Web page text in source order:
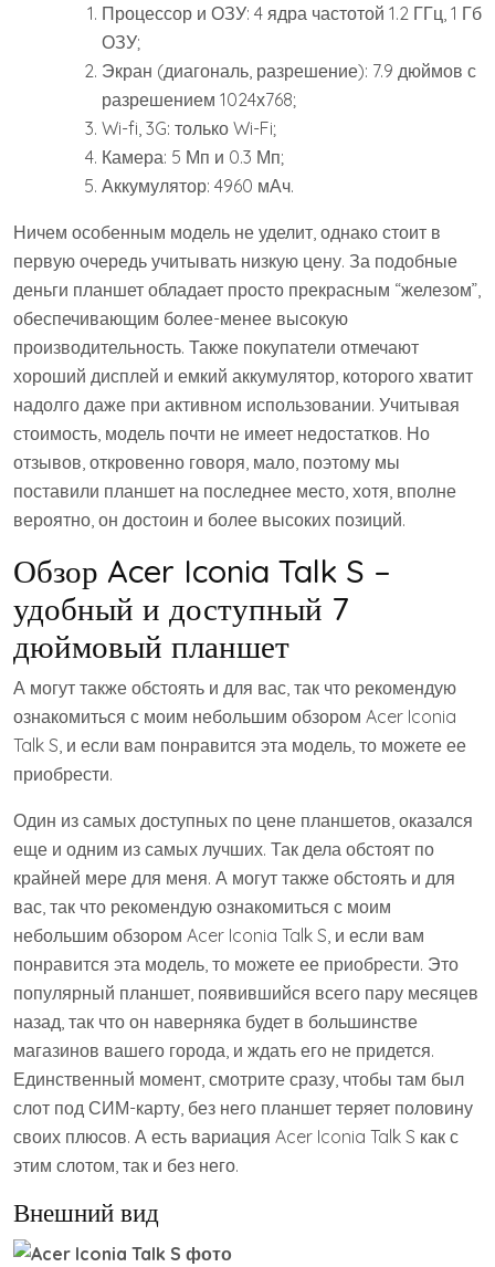
Процессор и ОЗУ: 4 ядра частотой 1.2 ГГц, 1 Гб
ОЗУ;
Экран (диагональ, разрешение): 7.9 дюймов с
разрешением 1024х768;
Wi-fi, 3G: только Wi-Fi;
Камера: 5 Мп и 0.3 Мп;
Аккумулятор: 4960 мАч.
Ничем особенным модель не уделит, однако стоит в
первую очередь учитывать низкую цену. За подобные
деньги планшет обладает просто прекрасным “железом”,
обеспечивающим более-менее высокую
производительность. Также покупатели отмечают
хороший дисплей и емкий аккумулятор, которого хватит
надолго даже при активном использовании. Учитывая
стоимость, модель почти не имеет недостатков. Но
отзывов, откровенно говоря, мало, поэтому мы
поставили планшет на последнее место, хотя, вполне
вероятно, он достоин и более высоких позиций.
Обзор Acer Iconia Talk S –
удобный и доступный 7
дюймовый планшет
А могут также обстоять и для вас, так что рекомендую
ознакомиться с моим небольшим обзором Acer Iconia
Talk S, и если вам понравится эта модель, то можете ее
приобрести.
Один из самых доступных по цене планшетов, оказался
еще и одним из самых лучших. Так дела обстоят по
крайней мере для меня. А могут также обстоять и для
вас, так что рекомендую ознакомиться с моим
небольшим обзором Acer Iconia Talk S, и если вам
понравится эта модель, то можете ее приобрести. Это
популярный планшет, появившийся всего пару месяцев
назад, так что он наверняка будет в большинстве
магазинов вашего города, и ждать его не придется.
Единственный момент, смотрите сразу, чтобы там был
слот под СИМ-карту, без него планшет теряет половину
своих плюсов. А есть вариация Acer Iconia Talk S как с
этим слотом, так и без него.
Внешний вид